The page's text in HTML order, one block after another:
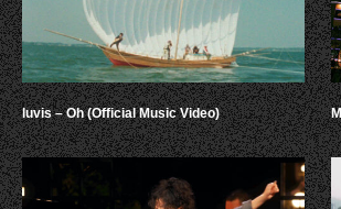
luvis – Oh (Official Music Video)